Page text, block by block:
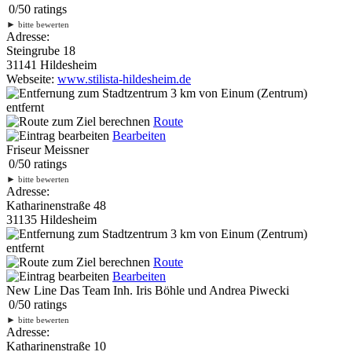
0/50 ratings
► bitte bewerten
Adresse:
Steingrube 18
31141 Hildesheim
Webseite: www.stilista-hildesheim.de
3 km von Einum (Zentrum)
entfernt
Route
Bearbeiten
Friseur Meissner
0/50 ratings
► bitte bewerten
Adresse:
Katharinenstraße 48
31135 Hildesheim
3 km von Einum (Zentrum)
entfernt
Route
Bearbeiten
New Line Das Team Inh. Iris Böhle und Andrea Piwecki
0/50 ratings
► bitte bewerten
Adresse:
Katharinenstraße 10